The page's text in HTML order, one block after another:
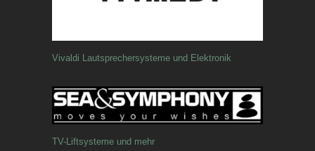
Vivaldi Lautsprechersysteme und Elektronik
TV-Liftsysteme und mehr